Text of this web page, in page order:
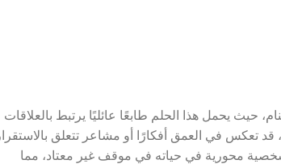
حيث يحمل هذا الحلم طابعًا عائليًا يرتبط بالعلاقات
تعكس في العمق أفكارًا أو مشاعر تتعلق
شخصية محورية في حياته في موقف غير معتاد، مما